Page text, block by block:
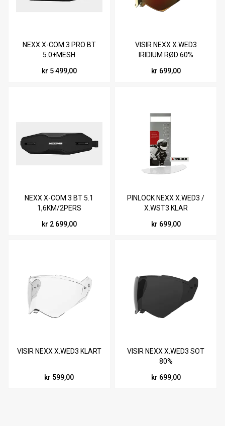
NEXX X-COM 3 PRO BT
5.0+MESH
kr 5 499,00
VISIR NEXX X.WED3
IRIDIUM RØD 60%
kr 699,00
NEXX X-COM 3 BT 5.1
1,6KM/2PERS
kr 2 699,00
PINLOCK NEXX X.WED3 /
X.WST3 KLAR
kr 699,00
VISIR NEXX X.WED3 KLART
kr 599,00
VISIR NEXX X.WED3 SOT
80%
kr 699,00